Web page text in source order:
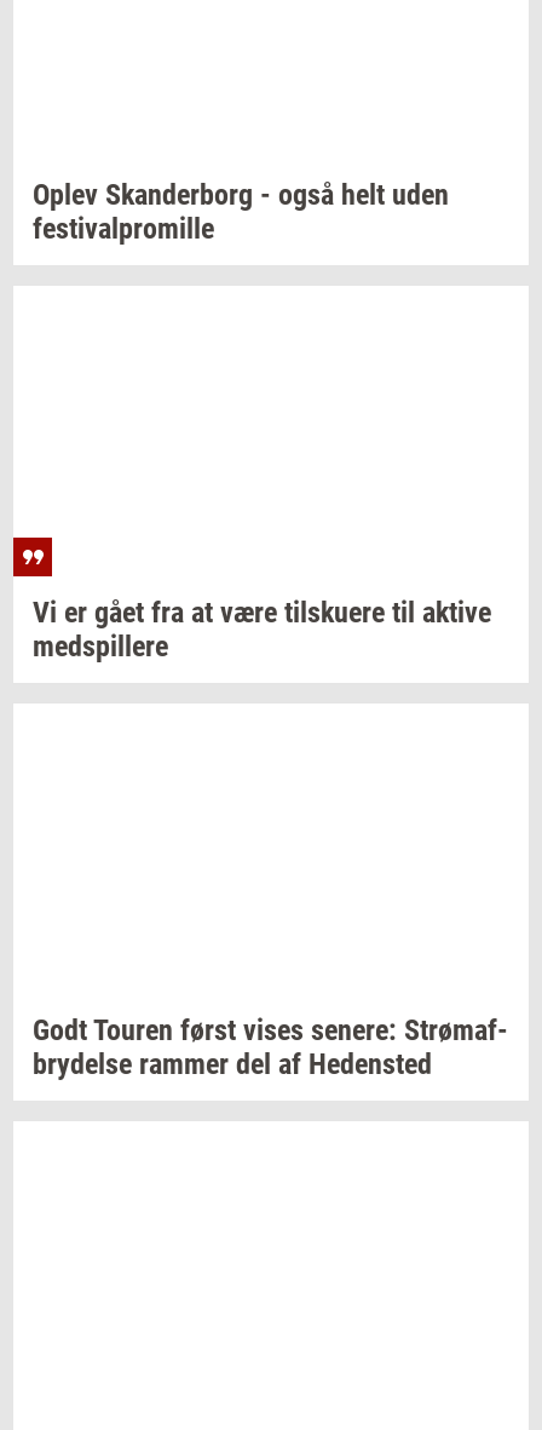
Oplev Skan­der­borg - også helt uden
festi­val­pro­mil­le
Vi er gået fra at være til­sku­e­re til ak­ti­ve
med­spil­le­re
GodtTou­ren først vises se­ne­re: Strø­maf­
bry­del­se ram­mer del af He­den­sted